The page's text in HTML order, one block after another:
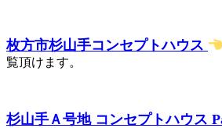
枚方市杉山手コンセプトハウス
覧頂けます。
杉山手Ａ号地 コンセプトハウス